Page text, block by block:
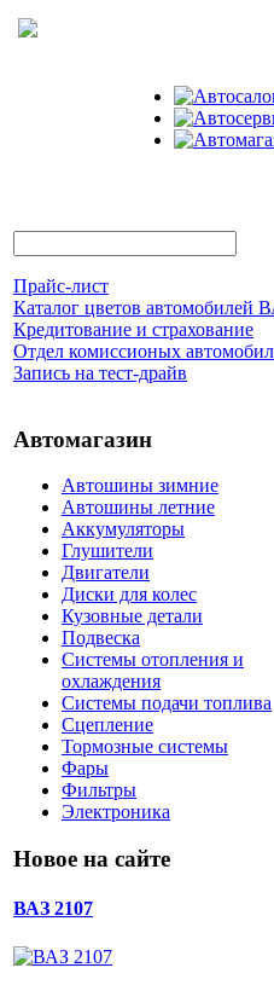
Прайс-лист
Каталог цветов автомобилей
Кредитование и страхование
Отдел комиссионых
Запись на тест-драйв
Автомагазин
Автошины зимние
Автошины летние
Аккумуляторы
Глушители
Двигатели
Диски для колес
Кузовные детали
Подвеска
Системы отопления и
охлаждения
Системы подачи топлива
Сцепление
Тормозные системы
Фары
Фильтры
Электроника
Новое на сайте
ВАЗ 2107